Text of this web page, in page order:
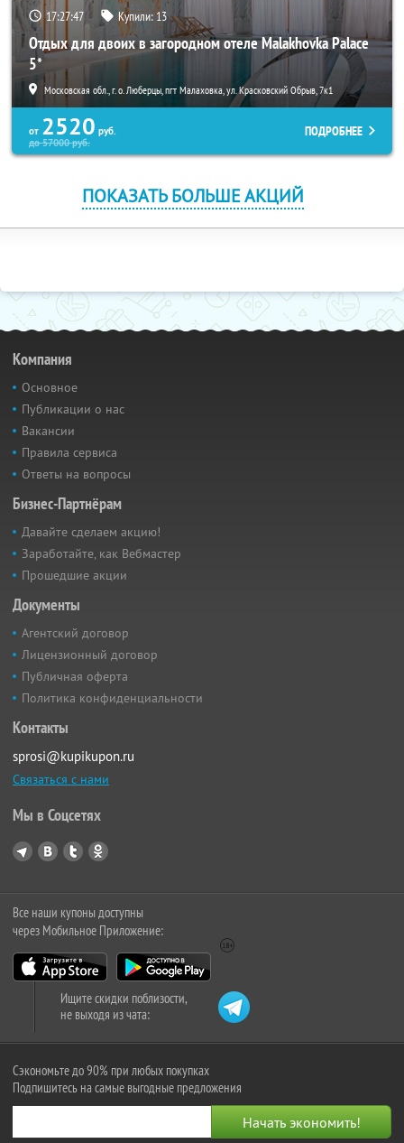
17:27:46 Купили: 13
Отдых для двоих в загородном отеле Malakhovka Palace
5*
Московская обл., г. о. Люберцы, пгт Малаховка, ул. Красковский Обрыв, 7к1
от 2520 руб.
до57000руб.
ПОДРОБНЕЕ
ПОКАЗАТЬ БОЛЬШЕ АКЦИЙ
Компания
Основное
Публикации о нас
Вакансии
Правила сервиса
Ответы на вопросы
Бизнес-Партнёрам
Давайте сделаем акцию!
Заработайте, как Вебмастер
Прошедшие акции
Документы
Агентский договор
Лицензионный договор
Публичная оферта
Политика конфиденциальности
Контакты
sprosi@kupikupon.ru
Связаться с нами
Мы в Соцсетях
Все наши купоны доступны
через Мобильное Приложение:
Ищите скидки поблизости,
не выходя из чата:
Сэкономьте до 90% при любых покупках
Подпишитесь на самые выгодные предложения